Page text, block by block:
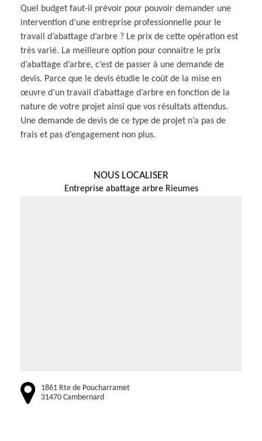
Quel budget faut-il prévoir pour pouvoir demander une
intervention d’une entreprise professionnelle pour le
travail d’abattage d’arbre ? Le prix de cette opération est
très varié. La meilleure option pour connaitre le prix
d’abattage d’arbre, c’est de passer à une demande de
devis. Parce que le devis étudie le coût de la mise en
œuvre d’un travail d’abattage d’arbre en fonction de la
nature de votre projet ainsi que vos résultats attendus.
Une demande de devis de ce type de projet n’a pas de
frais et pas d’engagement non plus.
NOUS LOCALISER
Entreprise abattage arbre Rieumes
1861 Rte de Poucharramet
31470 Cambernard